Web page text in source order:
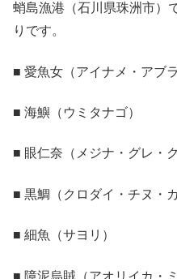
蛸島漁港（石川県珠洲市）
りです。
■ 愛魚女（アイナメ・アブラ
■ 海鱮（ウミタナゴ）
■ 眼仁奈（メジナ・グレ・ク
■ 黒鯛（クロダイ・チヌ・カ
■ 細魚（サヨリ）
■ 障泥烏賊（アオリイカ・